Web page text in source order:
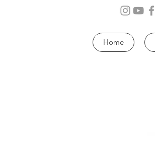
Home